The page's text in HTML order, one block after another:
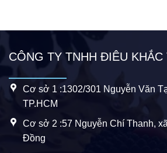
CÔNG TY TNHH ĐIÊU KHẮC
Cơ sở 1 :1302/301 Nguyễn Văn
TP.HCM
Cơ sở 2 :57 Nguyễn Chí Thanh,
Đồng